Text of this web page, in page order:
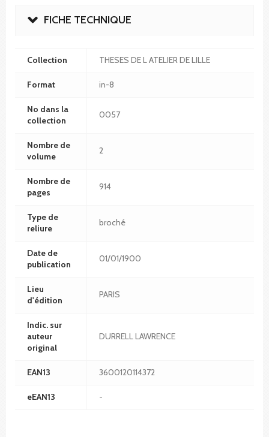
FICHE TECHNIQUE
Collection THESES DE L ATELIER DE LILLE
Format in-8
No dans la
collection
0057
Nombre de
volume
2
Nombre de
pages
914
Type de
reliure
broché
Date de
publication
01/01/1900
Lieu
d'édition
PARIS
Indic. sur
auteur
original
DURRELL LAWRENCE
EAN13 3600120114372
eEAN13 -